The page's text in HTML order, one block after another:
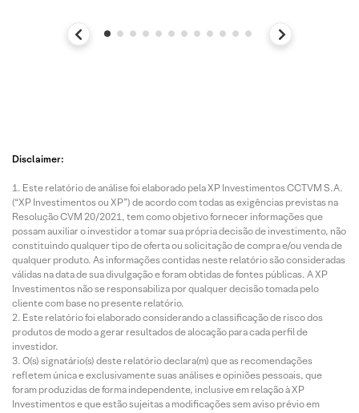
Disclaimer:
Este relatório de análise foi elaborado pela XP Investimentos CCTVM S.A.
(“XP Investimentos ou XP”) de acordo com todas as exigências previstas na
Resolução CVM 20/2021, tem como objetivo fornecer informações que
possam auxiliar o investidor a tomar sua própria decisão de investimento, não
constituindo qualquer tipo de oferta ou solicitação de compra e/ou venda de
qualquer produto. As informações contidas neste relatório são consideradas
válidas na data de sua divulgação e foram obtidas de fontes públicas. A XP
Investimentos não se responsabiliza por qualquer decisão tomada pelo
cliente com base no presente relatório.
Este relatório foi elaborado considerando a classificação de risco dos
produtos de modo a gerar resultados de alocação para cada perfil de
investidor.
O(s) signatário(s) deste relatório declara(m) que as recomendações
refletem única e exclusivamente suas análises e opiniões pessoais, que
foram produzidas de forma independente, inclusive em relação à XP
Investimentos e que estão sujeitas a modificações sem aviso prévio em